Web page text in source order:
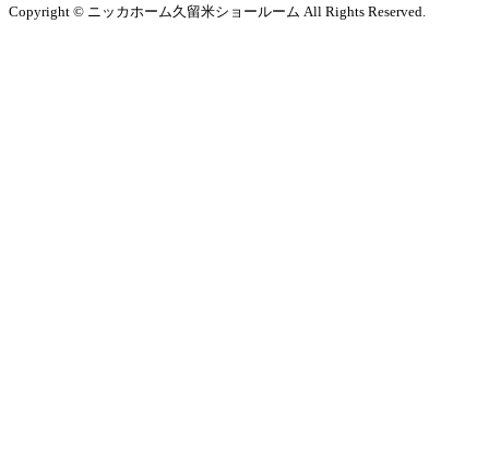
Copyright © ニッカホーム久留米ショールーム All Rights Reserved.